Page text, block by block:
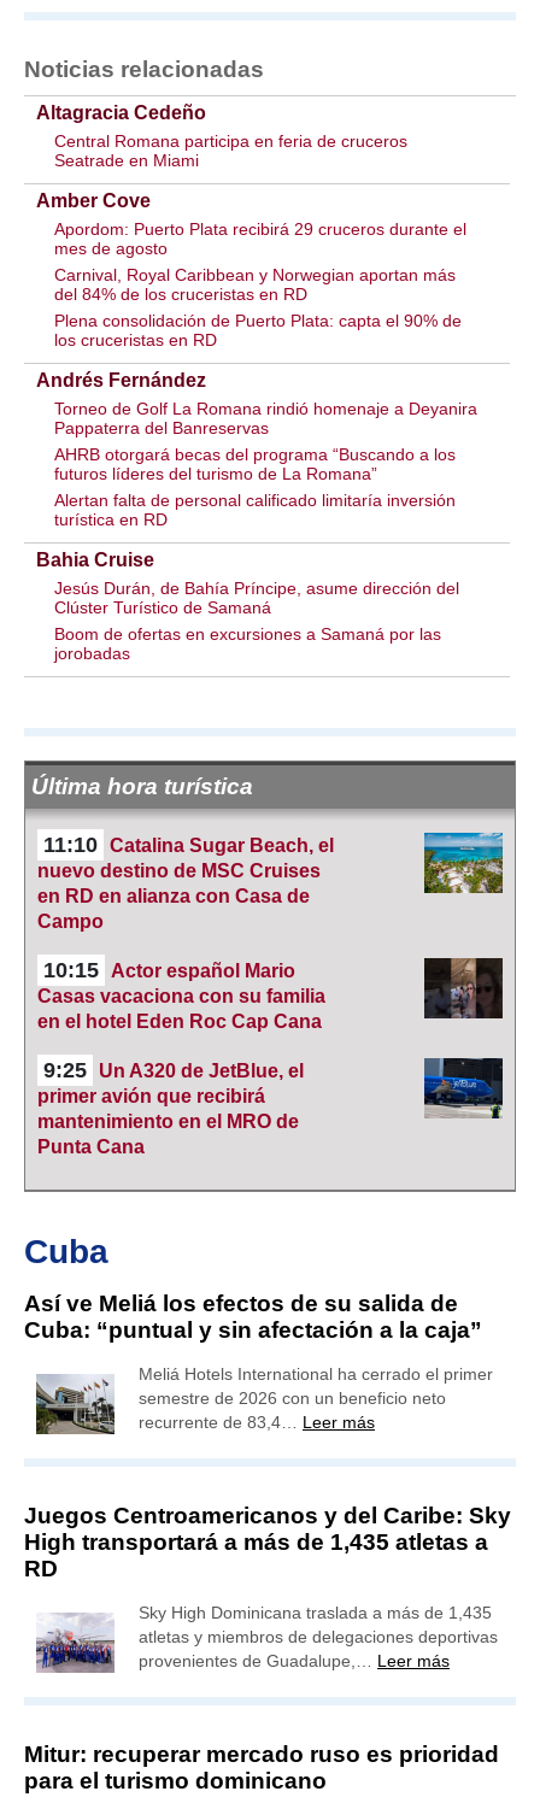
Noticias relacionadas
Altagracia Cedeño
Central Romana participa en feria de cruceros
Seatrade en Miami
Amber Cove
Apordom: Puerto Plata recibirá 29 cruceros durante el
mes de agosto
Carnival, Royal Caribbean y Norwegian aportan más
del 84% de los cruceristas en RD
Plena consolidación de Puerto Plata: capta el 90% de
los cruceristas en RD
Andrés Fernández
Torneo de Golf La Romana rindió homenaje a Deyanira
Pappaterra del Banreservas
AHRB otorgará becas del programa “Buscando a los
futuros líderes del turismo de La Romana”
Alertan falta de personal calificado limitaría inversión
turística en RD
Bahia Cruise
Jesús Durán, de Bahía Príncipe, asume dirección del
Clúster Turístico de Samaná
Boom de ofertas en excursiones a Samaná por las
jorobadas
Última hora turística
11:10 Catalina Sugar Beach, el
nuevo destino de MSC Cruises
en RD en alianza con Casa de
Campo
10:15
Actor español Mario
Casas vacaciona con su familia
en el hotel Eden Roc Cap Cana
9:25
Un A320 de JetBlue, el
primer avión que recibirá
mantenimiento en el MRO de
Punta Cana
Cuba
Así ve Meliá los efectos de su salida de
Cuba: “puntual y sin afectación a la caja”
Meliá Hotels International ha cerrado el primer
semestre de 2026 con un beneficio neto
recurrente de 83,4… Leer más
Juegos Centroamericanos y del Caribe: Sky
High transportará a más de 1,435 atletas a
RD
Sky High Dominicana traslada a más de 1,435
atletas y miembros de delegaciones deportivas
provenientes de Guadalupe,… Leer más
Mitur: recuperar mercado ruso es prioridad
para el turismo dominicano